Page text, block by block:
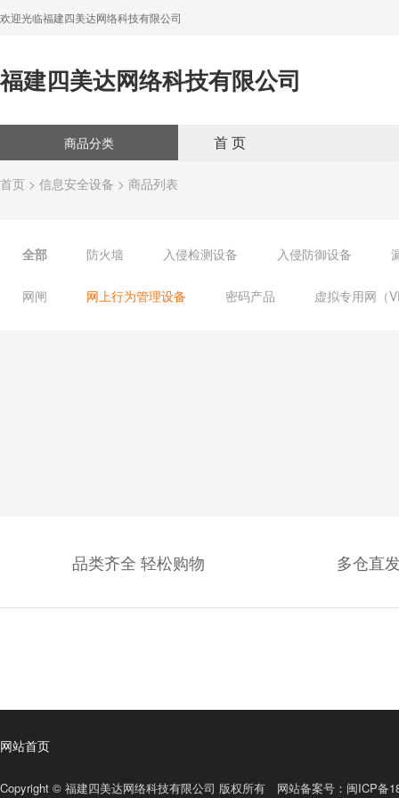
欢迎光临福建四美达网络科技有限公司
福建四美达网络科技有限公司
商品分类 首 页
首页 > 信息安全设备 > 商品列表
全部 防火墙 入侵检测设备 入侵防御设备
网闸 网上行为管理设备 密码产品 虚拟专用网（
品类齐全 轻松购物 多仓直
网站首页
Copyright © 福建四美达网络科技有限公司 版权所有 网站备案号： 闽ICP备